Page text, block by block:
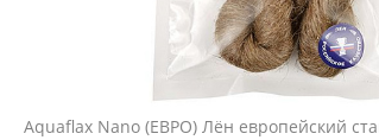
Aquaflax Nano (ЕВРО) Лён европейский